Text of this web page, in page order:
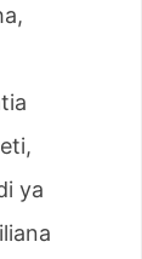
ya